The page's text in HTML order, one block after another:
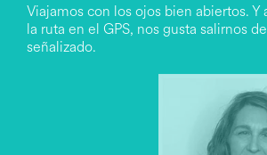
Viajamos con los ojos bien abiertos.
la ruta en el GPS, nos gusta salirnos
señalizado.